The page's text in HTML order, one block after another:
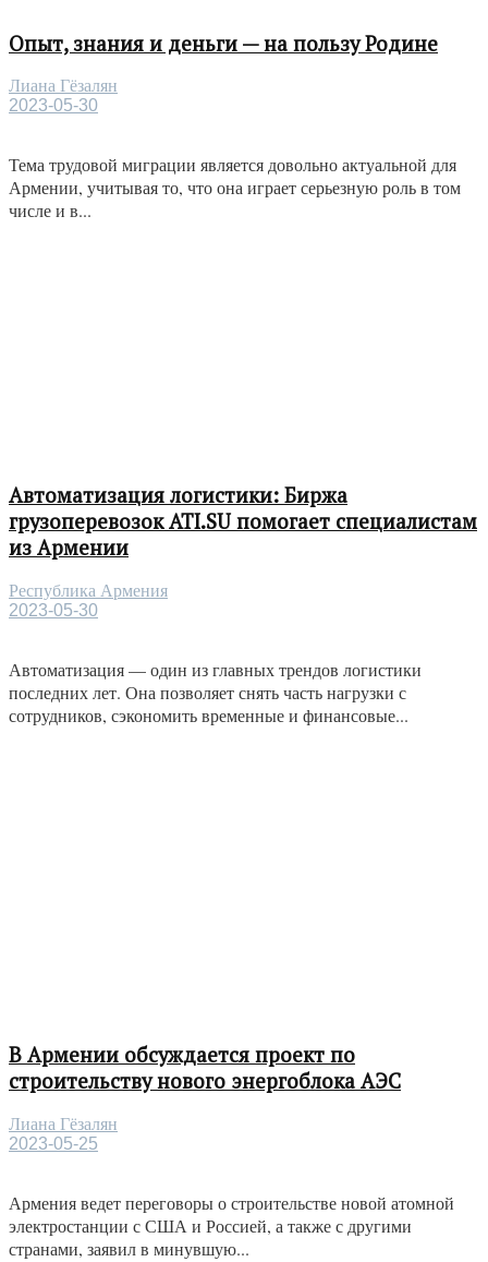
Опыт, знания и деньги — на пользу Родине
Лиана Гёзалян
2023-05-30
Тема трудовой миграции является довольно актуальной для
Армении, учитывая то, что она играет серьезную роль в том
числе и в...
Автоматизация логистики: Биржа
грузоперевозок ATI.SU помогает специалистам
из Армении
Республика Армения
2023-05-30
Автоматизация — один из главных трендов логистики
последних лет. Она позволяет снять часть нагрузки с
сотрудников, сэкономить временные и финансовые...
В Армении обсуждается проект по
строительству нового энергоблока АЭС
Лиана Гёзалян
2023-05-25
Армения ведет переговоры о строительстве новой атомной
электростанции с США и Россией, а также с другими
странами, заявил в минувшую...